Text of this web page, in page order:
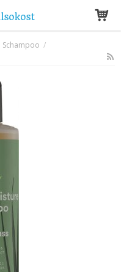
i varukorgen
Schampoo /